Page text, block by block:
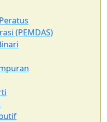
(PEMDAS)